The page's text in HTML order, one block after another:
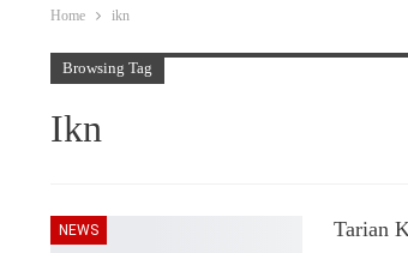
LIFESTYLE
Home ikn
Browsing Tag
Ikn
NEWS Tarian